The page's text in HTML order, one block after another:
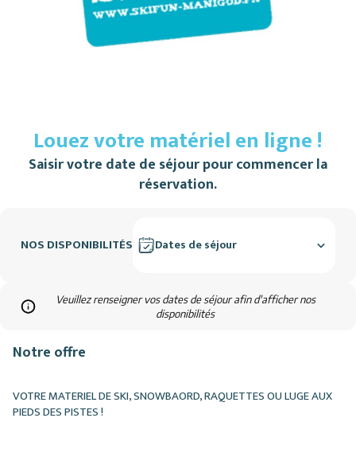
Louez votre matériel en ligne !
Saisir votre date de séjour pour commencer la
réservation.
NOS DISPONIBILITÉS Dates de séjour
Veuillez renseigner vos dates de séjour afin d'afficher nos
disponibilités
Notre offre
VOTRE MATERIEL DE SKI, SNOWBAORD, RAQUETTES OU LUGE AUX
PIEDS DES PISTES !